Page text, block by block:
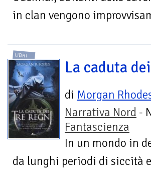
in clan vengono
LIBRI
La caduta
di Morgan
Narrativa Nord -
Fantascienza
In un mondo in
da lunghi periodi di siccità